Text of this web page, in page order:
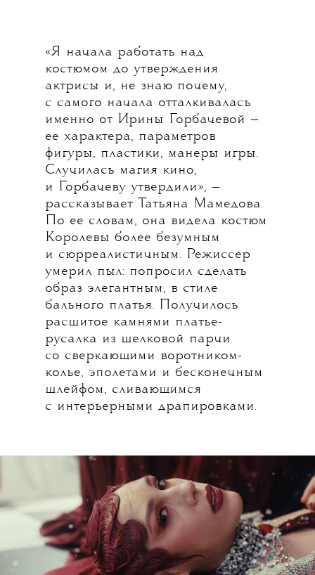
«Я начала работать над
костюмом до утверждения
актрисы и, не знаю почему,
с самого начала отталкивалась
именно от Ирины Горбачевой —
ее характера, параметров
фигуры, пластики, манеры игры.
Случилась магия кино,
и Горбачеву утвердили», —
рассказывает Татьяна Мамедова.
По ее словам, она видела костюм
Королевы более безумным
и сюрреалистичным. Режиссер
умерил пыл: попросил сделать
образ элегантным, в стиле
бального платья. Получилось
расшитое камнями платье-
русалка из шелковой парчи
со сверкающими воротником-
колье, эполетами и бесконечным
шлейфом, сливающимся
с интерьерными драпировками.